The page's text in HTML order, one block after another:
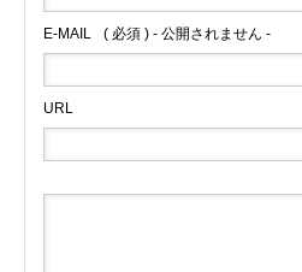
E-MAIL ( 必須 ) - 公開されません -
URL